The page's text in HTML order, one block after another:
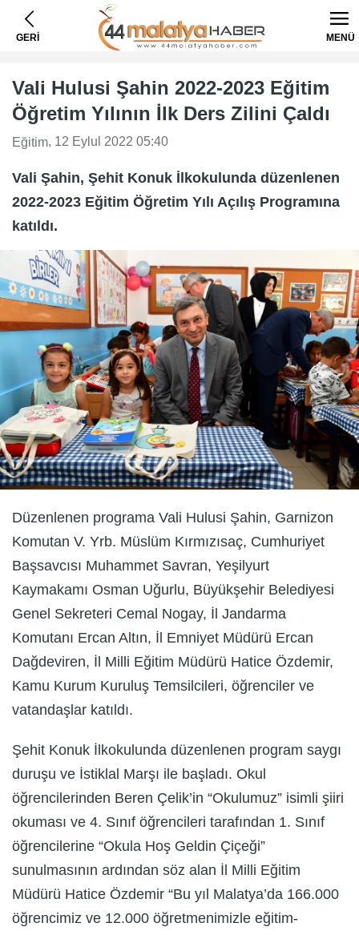
GERİ MENÜ
Vali Hulusi Şahin 2022-2023 Eğitim
Öğretim Yılının İlk Ders Zilini Çaldı
Eğitim, 12 Eylul 2022 05:40
Vali Şahin, Şehit Konuk İlkokulunda düzenlenen
2022-2023 Eğitim Öğretim Yılı Açılış Programına
katıldı.
Düzenlenen programa Vali Hulusi Şahin, Garnizon
Komutan V. Yrb. Müslüm Kırmızısaç, Cumhuriyet
Başsavcısı Muhammet Savran, Yeşilyurt
Kaymakamı Osman Uğurlu, Büyükşehir Belediyesi
Genel Sekreteri Cemal Nogay, İl Jandarma
Komutanı Ercan Altın, İl Emniyet Müdürü Ercan
Dağdeviren, İl Milli Eğitim Müdürü Hatice Özdemir,
Kamu Kurum Kuruluş Temsilcileri, öğrenciler ve
vatandaşlar katıldı.
Şehit Konuk İlkokulunda düzenlenen program saygı
duruşu ve İstiklal Marşı ile başladı. Okul
öğrencilerinden Beren Çelik’in “Okulumuz” isimli şiiri
okuması ve 4. Sınıf öğrencileri tarafından 1. Sınıf
öğrencilerine “Okula Hoş Geldin Çiçeği”
sunulmasının ardından söz alan İl Milli Eğitim
Müdürü Hatice Özdemir “Bu yıl Malatya’da 166.000
öğrencimiz ve 12.000 öğretmenimizle eğitim-